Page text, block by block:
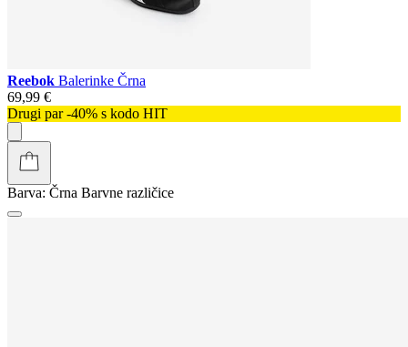
Reebok Balerinke Črna
69,99 €
Drugi par -40% s kodo HIT
Barva: Črna Barvne različice